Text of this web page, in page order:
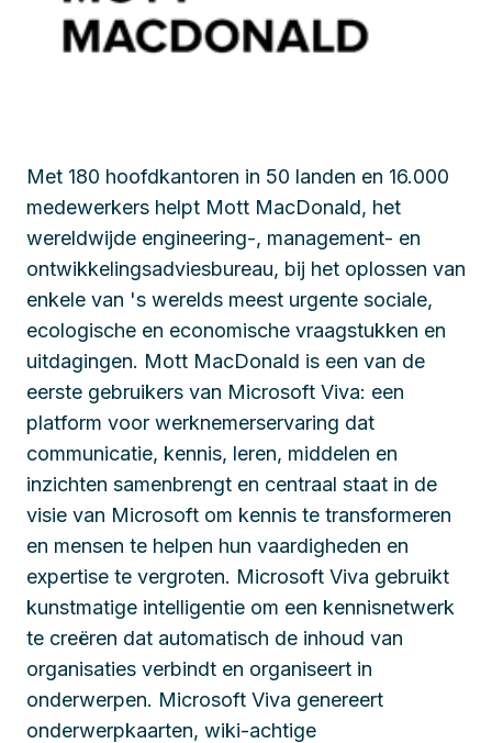
Met 180 hoofdkantoren in 50 landen en 16.000
medewerkers helpt Mott MacDonald, het
wereldwijde engineering-, management- en
ontwikkelingsadviesbureau, bij het oplossen van
enkele van 's werelds meest urgente sociale,
ecologische en economische vraagstukken en
uitdagingen. Mott MacDonald is een van de
eerste gebruikers van Microsoft Viva: een
platform voor werknemerservaring dat
communicatie, kennis, leren, middelen en
inzichten samenbrengt en centraal staat in de
visie van Microsoft om kennis te transformeren
en mensen te helpen hun vaardigheden en
expertise te vergroten. Microsoft Viva gebruikt
kunstmatige intelligentie om een kennisnetwerk
te creëren dat automatisch de inhoud van
organisaties verbindt en organiseert in
onderwerpen. Microsoft Viva genereert
onderwerpkaarten, wiki-achtige